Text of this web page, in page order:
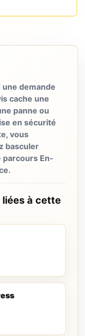
une demande
cache une
panne ou
en sécurité
vous
basculer
parcours En-
liées à cette